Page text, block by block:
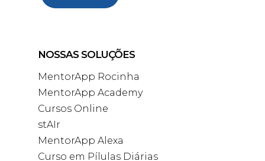
NOSSAS SOLUÇÕES
MentorApp Rocinha
MentorApp Academy
Cursos Online
stAIr
MentorApp Alexa
Curso em Pílulas Diárias